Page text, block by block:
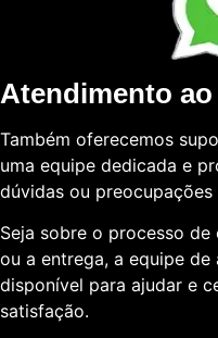
Atendimento
Também oferecemos
uma equipe dedicada e
dúvidas ou
Seja sobre o processo
ou a entrega, a equipe
disponível para ajudar e
satisfação.